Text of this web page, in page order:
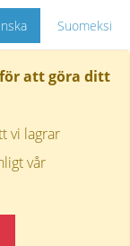
att göra ditt
vi lagrar
vår
Suomeksi